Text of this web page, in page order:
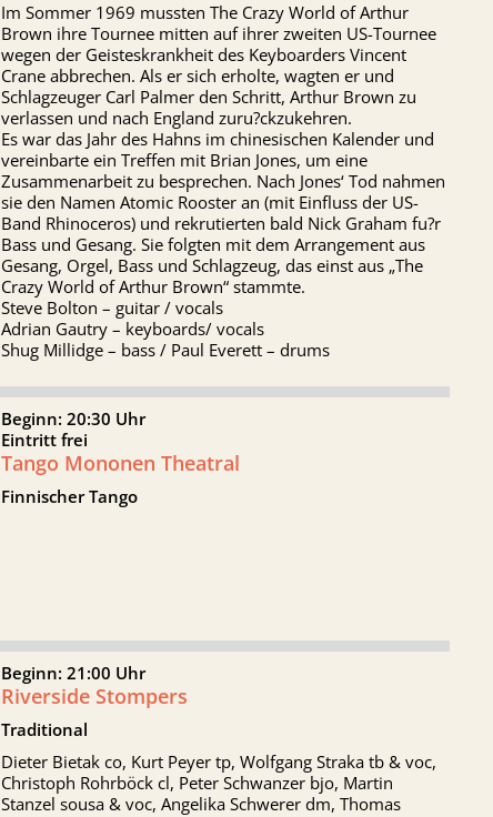
Im Sommer 1969 mussten The Crazy World of Arthur
Brown ihre Tournee mitten auf ihrer zweiten US-Tournee
wegen der Geisteskrankheit des Keyboarders Vincent
Crane abbrechen. Als er sich erholte, wagten er und
Schlagzeuger Carl Palmer den Schritt, Arthur Brown zu
verlassen und nach England zuru?ckzukehren.
Es war das Jahr des Hahns im chinesischen Kalender und
vereinbarte ein Treffen mit Brian Jones, um eine
Zusammenarbeit zu besprechen. Nach Jones‘ Tod nahmen
sie den Namen Atomic Rooster an (mit Einfluss der US-
Band Rhinoceros) und rekrutierten bald Nick Graham fu?r
Bass und Gesang. Sie folgten mit dem Arrangement aus
Gesang, Orgel, Bass und Schlagzeug, das einst aus „The
Crazy World of Arthur Brown“ stammte.
Steve Bolton – guitar / vocals
Adrian Gautry – keyboards/ vocals
Shug Millidge – bass / Paul Everett – drums
Beginn: 20:30 Uhr
Eintritt frei
Tango Mononen Theatral
Finnischer Tango
Beginn: 21:00 Uhr
Riverside Stompers
Traditional
Dieter Bietak co, Kurt Peyer tp, Wolfgang Straka tb & voc,
Christoph Rohrböck cl, Peter Schwanzer bjo, Martin
Stanzel sousa & voc, Angelika Schwerer dm, Thomas